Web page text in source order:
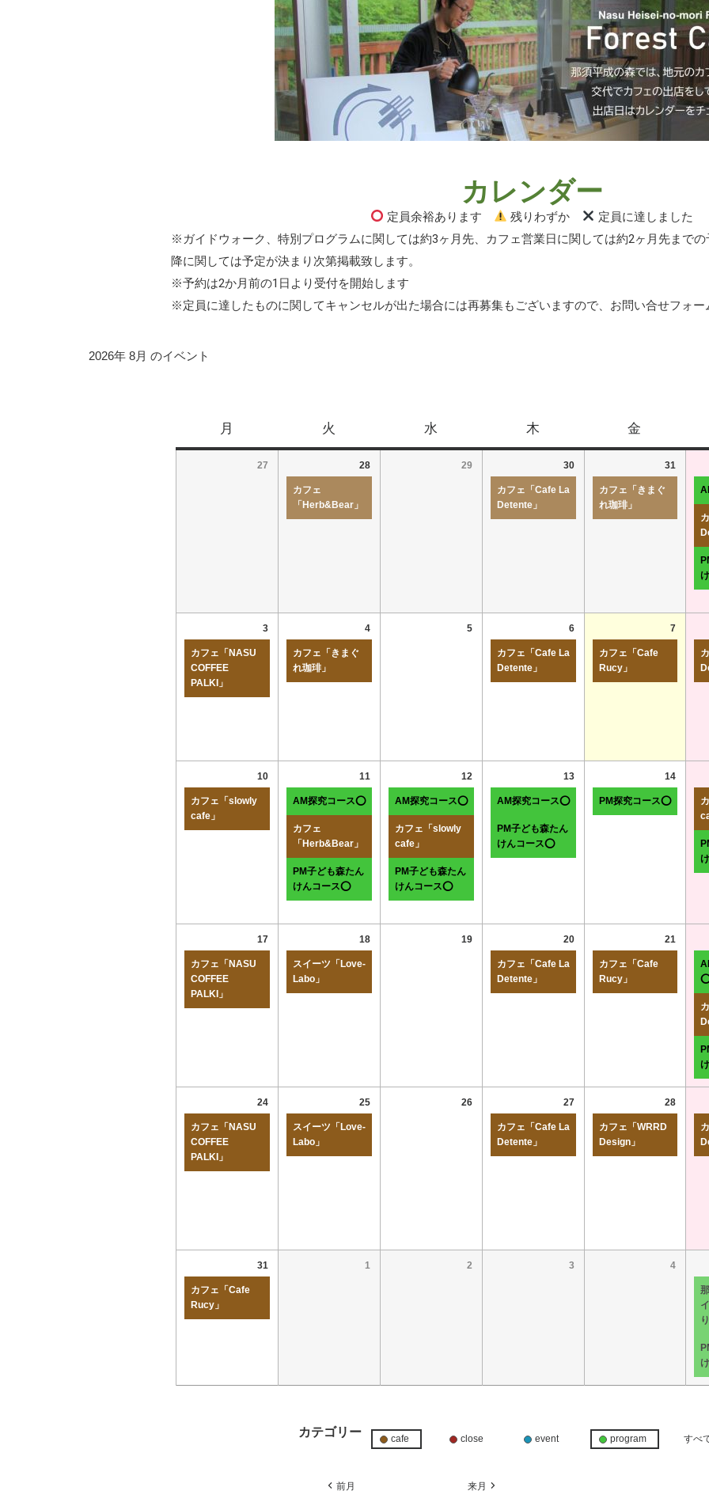
カレンダー
定員余裕あります 残りわずか
定員に達しました
※ガイドウォーク、特別プログラムに関しては約3ヶ月先、カフェ営業日に関しては約2ヶ月先まで
降に関しては予定が決まり次第掲載致します。
※予約は2か月前の1日より受付を開始します
※定員に達したものに関してキャンセルが出た場合には再募集もございますので、お問い合せフォ
2026年 8月 のイベント
月 火 水 木 金
27 28
カフェ
「Herb&Bear」
29 30
カフェ「Cafe La
Detente」
31
カフェ「きまぐ
れ珈琲」
3
カフェ「NASU
COFFEE
PALKI」
4
カフェ「きまぐ
れ珈琲」
5 6
カフェ「Cafe La
Detente」
7
カフェ「Cafe
Rucy」
10
カフェ「slowly
cafe」
11
AM探究コース⭕
カフェ
「Herb&Bear」
PM子ども森たん
けんコース⭕
12
AM探究コース⭕
カフェ「slowly
cafe」
PM子ども森たん
けんコース⭕
13
AM探究コース⭕
PM子ども森たん
けんコース⭕
14
PM探究コース⭕
17
カフェ「NASU
COFFEE
PALKI」
18
スイーツ「Love-
Labo」
19 20
カフェ「Cafe La
Detente」
21
カフェ「Cafe
Rucy」
24
カフェ「NASU
COFFEE
PALKI」
25
スイーツ「Love-
Labo」
26 27
カフェ「Cafe La
Detente」
28
カフェ「WRRD
Design」
31
カフェ「Cafe
Rucy」
1 2 3 4
カテゴリー cafe close event program すべ
前月 来月